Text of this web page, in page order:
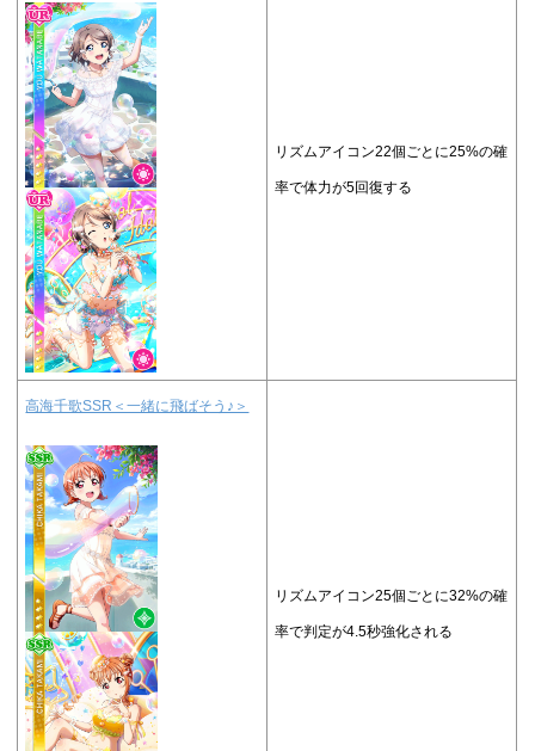
リズムアイコン22個ごとに25%の確
率で体力が5回復する
高海千歌SSR＜一緒に飛ばそう♪＞
リズムアイコン25個ごとに32%の確
率で判定が4.5秒強化される